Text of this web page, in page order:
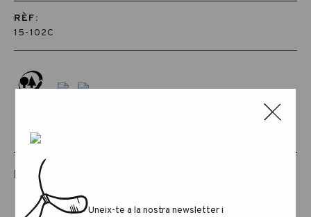
RÈF:
15-102C
PRODUCTES RELACIONATS
Uneix-te a la nostra newsletter i